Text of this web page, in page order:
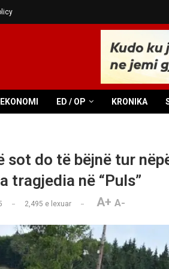
EKONOMI ED / OP KRONIKA
do të bëjnë tur
tragjedia në “Puls”
2,495 e lexuar A+ A-